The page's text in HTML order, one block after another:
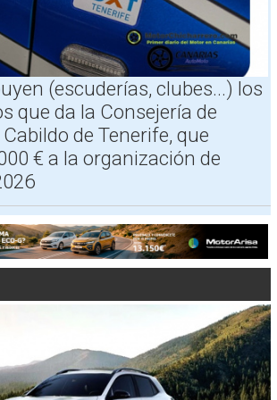
n
r
i
f
e
g
r
a
s
u
r
,
o
e
d
e
(escuderías, clubes...) los
que da la Consejería de
de Tenerife, que
€ a la organización de